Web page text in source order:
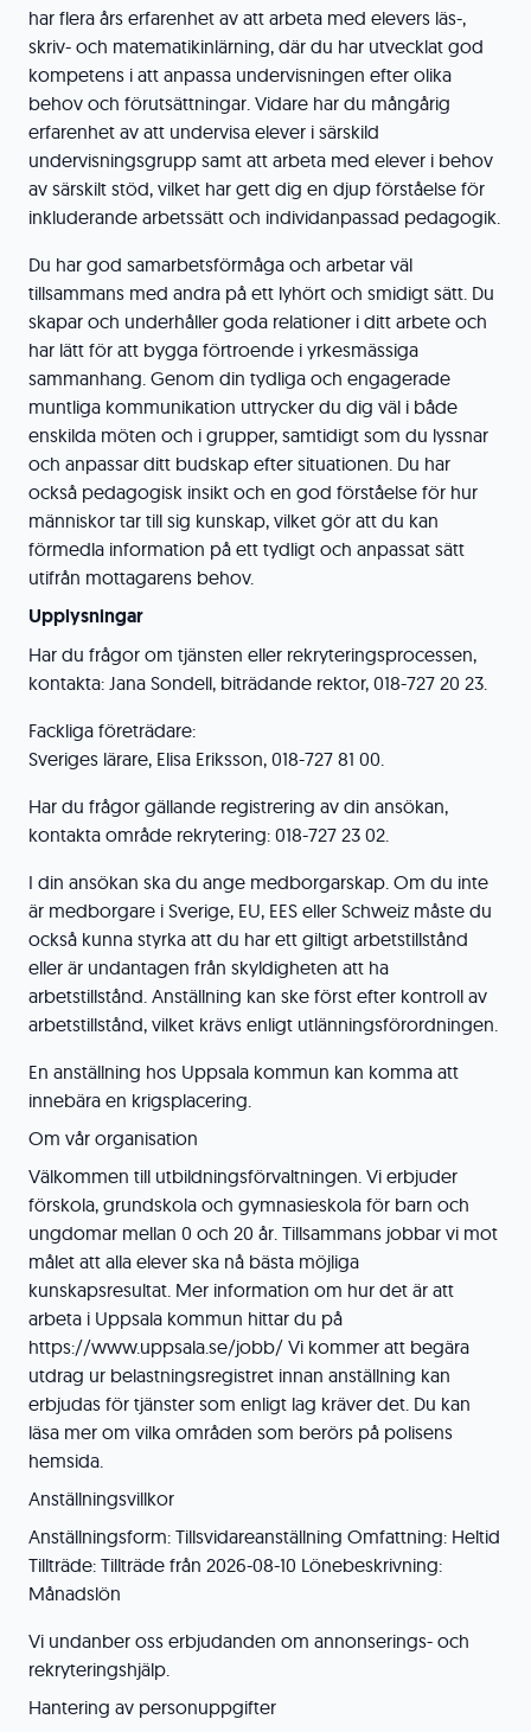
har flera års erfarenhet av att arbeta med elevers läs-,
skriv- och matematikinlärning, där du har utvecklat god
kompetens i att anpassa undervisningen efter olika
behov och förutsättningar. Vidare har du mångårig
erfarenhet av att undervisa elever i särskild
undervisningsgrupp samt att arbeta med elever i behov
av särskilt stöd, vilket har gett dig en djup förståelse för
inkluderande arbetssätt och individanpassad pedagogik.
Du har god samarbetsförmåga och arbetar väl
tillsammans med andra på ett lyhört och smidigt sätt. Du
skapar och underhåller goda relationer i ditt arbete och
har lätt för att bygga förtroende i yrkesmässiga
sammanhang. Genom din tydliga och engagerade
muntliga kommunikation uttrycker du dig väl i både
enskilda möten och i grupper, samtidigt som du lyssnar
och anpassar ditt budskap efter situationen. Du har
också pedagogisk insikt och en god förståelse för hur
människor tar till sig kunskap, vilket gör att du kan
förmedla information på ett tydligt och anpassat sätt
utifrån mottagarens behov.
Upplysningar
Har du frågor om tjänsten eller rekryteringsprocessen,
kontakta: Jana Sondell, biträdande rektor, 018-727 20 23.
Fackliga företrädare:
Sveriges lärare, Elisa Eriksson, 018-727 81 00.
Har du frågor gällande registrering av din ansökan,
kontakta område rekrytering: 018-727 23 02.
I din ansökan ska du ange medborgarskap. Om du inte
är medborgare i Sverige, EU, EES eller Schweiz måste du
också kunna styrka att du har ett giltigt arbetstillstånd
eller är undantagen från skyldigheten att ha
arbetstillstånd. Anställning kan ske först efter kontroll av
arbetstillstånd, vilket krävs enligt utlänningsförordningen.
En anställning hos Uppsala kommun kan komma att
innebära en krigsplacering.
Om vår organisation
Välkommen till utbildningsförvaltningen. Vi erbjuder
förskola, grundskola och gymnasieskola för barn och
ungdomar mellan 0 och 20 år. Tillsammans jobbar vi mot
målet att alla elever ska nå bästa möjliga
kunskapsresultat. Mer information om hur det är att
arbeta i Uppsala kommun hittar du på
https://www.uppsala.se/jobb/ Vi kommer att begära
utdrag ur belastningsregistret innan anställning kan
erbjudas för tjänster som enligt lag kräver det. Du kan
läsa mer om vilka områden som berörs på polisens
hemsida.
Anställningsvillkor
Anställningsform: Tillsvidareanställning Omfattning: Heltid
Tillträde: Tillträde från 2026-08-10 Lönebeskrivning:
Månadslön
Vi undanber oss erbjudanden om annonserings- och
rekryteringshjälp.
Hantering av personuppgifter